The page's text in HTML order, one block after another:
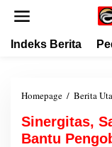
Indeks Berita
Homepage / Berita
Sinergitas,
Bantu